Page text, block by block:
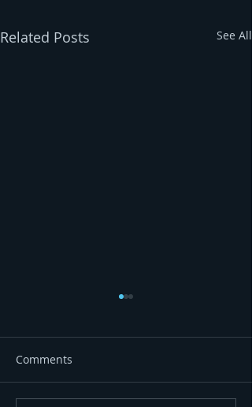
Related Posts See All
Comments